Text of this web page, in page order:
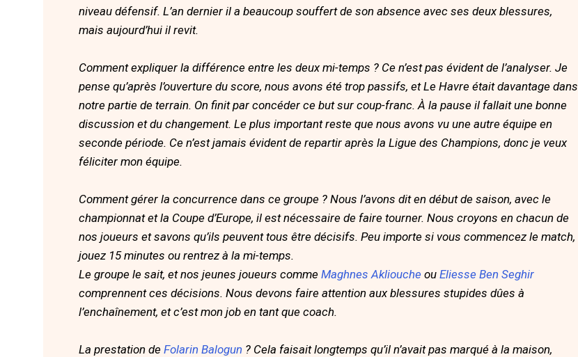
niveau défensif. L’an dernier il a beaucoup souffert de son absence avec ses deux blessures,
mais aujourd’hui il revit.
Comment expliquer la différence entre les deux mi-temps ? Ce n’est pas évident de l’analyser. Je
pense qu’après l’ouverture du score, nous avons été trop passifs, et Le Havre était davantage dans
notre partie de terrain. On finit par concéder ce but sur coup-franc. À la pause il fallait une bonne
discussion et du changement. Le plus important reste que nous avons vu une autre équipe en
seconde période. Ce n’est jamais évident de repartir après la Ligue des Champions, donc je veux
féliciter mon équipe.
Comment gérer la concurrence dans ce groupe ? Nous l’avons dit en début de saison, avec le
championnat et la Coupe d’Europe, il est nécessaire de faire tourner. Nous croyons en chacun de
nos joueurs et savons qu’ils peuvent tous être décisifs. Peu importe si vous commencez le match,
jouez 15 minutes ou rentrez à la mi-temps.
Le groupe le sait, et nos jeunes joueurs comme Maghnes Akliouche ou Eliesse Ben Seghir
comprennent ces décisions. Nous devons faire attention aux blessures stupides dûes à
l’enchaînement, et c’est mon job en tant que coach.
La prestation de Folarin Balogun ? Cela faisait longtemps qu’il n’avait pas marqué à la maison,